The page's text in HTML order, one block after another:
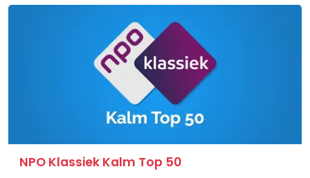
NPO Klassiek Kalm Top 50